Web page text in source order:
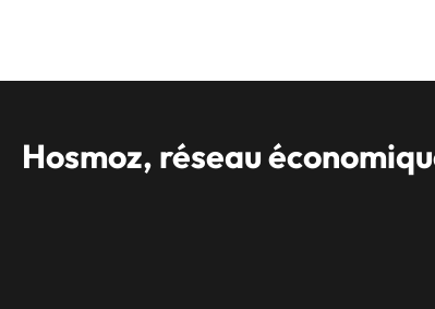
Hosmoz, réseau